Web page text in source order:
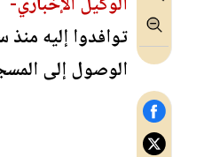
توافدوا إليه
الوصول إلى